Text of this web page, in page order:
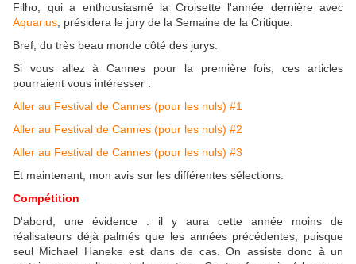
Filho, qui a enthousiasmé la Croisette l'année dernière avec
Aquarius , présidera le jury de la Semaine de la Critique.
Bref, du très beau monde côté des jurys.
Si vous allez à Cannes pour la première fois, ces articles
pourraient vous intéresser :
Aller au Festival de Cannes (pour les nuls) #1
Aller au Festival de Cannes (pour les nuls) #2
Aller au Festival de Cannes (pour les nuls) #3
Et maintenant, mon avis sur les différentes sélections.
Compétition
D'abord, une évidence : il y aura cette année moins de
réalisateurs déjà palmés que les années précédentes, puisque
seul Michael Haneke est dans de cas. On assiste donc à un